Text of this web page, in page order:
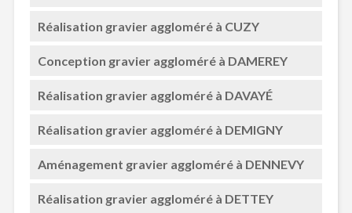
Réalisation gravier aggloméré à CUZY
Conception gravier aggloméré à DAMEREY
Réalisation gravier aggloméré à DAVAYÉ
Réalisation gravier aggloméré à DEMIGNY
Aménagement gravier aggloméré à DENNEVY
Réalisation gravier aggloméré à DETTEY